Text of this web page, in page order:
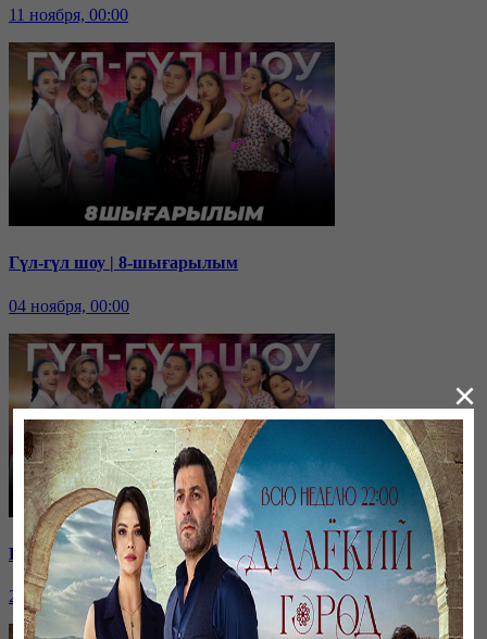
11 ноября, 00:00
Гүл-гүл шоу | 8-шығарылым
04 ноября, 00:00
Гүл-гүл шоу | 7-шығарылым
28 октября, 00:00
×